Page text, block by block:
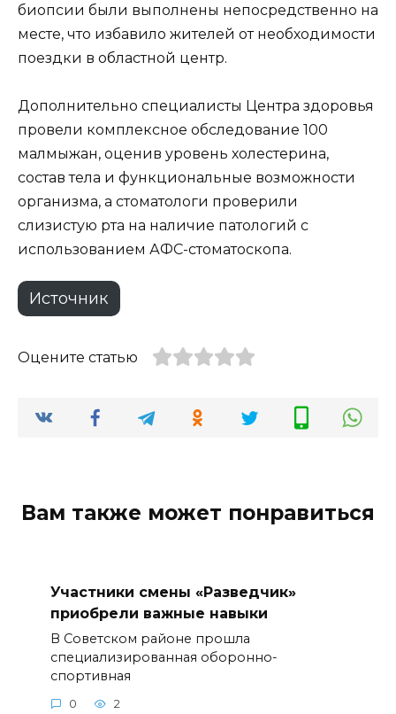
биопсии были выполнены непосредственно на
месте, что избавило жителей от необходимости
поездки в областной центр.
Дополнительно специалисты Центра здоровья
провели комплексное обследование 100
малмыжан, оценив уровень холестерина,
состав тела и функциональные возможности
организма, а стоматологи проверили
слизистую рта на наличие патологий с
использованием АФС-стоматоскопа.
Источник
Оцените статью
Вам также может понравиться
Участники смены «Разведчик»
приобрели важные навыки
В Советском районе прошла
специализированная оборонно-
спортивная
0 2